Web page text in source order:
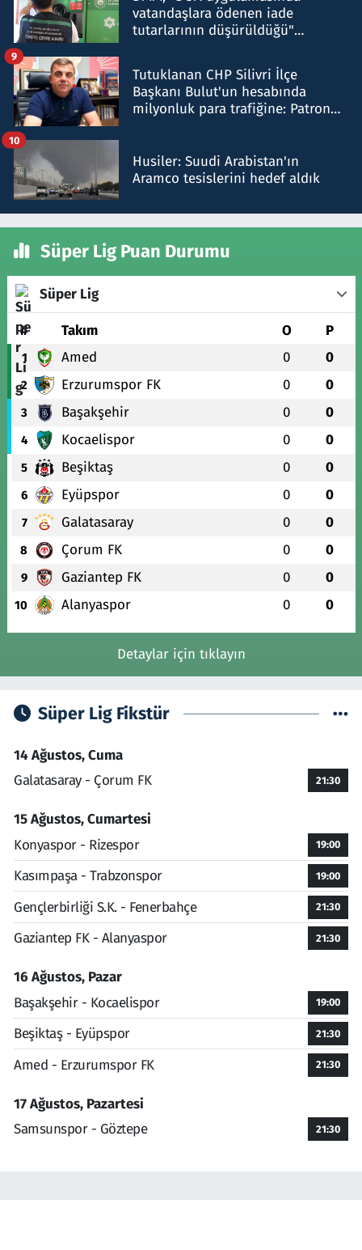
vatandaşlara ödenen iade
tutarlarının düşürüldüğü"
Tutuklanan CHP Silivri İlçe
Başkanı Bulut'un hesabında
milyonluk para trafiğine: Patron
9
Husiler: Suudi Arabistan'ın
Aramco tesislerini hedef aldık
10
Süper Lig Puan Durumu
Süper Lig
# Takım O P
1 Amed 0 0
2 Erzurumspor FK 0 0
3 Başakşehir 0 0
4 Kocaelispor 0 0
5 Beşiktaş 0 0
6 Eyüpspor 0 0
7 Galatasaray 0 0
8 Çorum FK 0 0
9 Gaziantep FK 0 0
10 Alanyaspor 0 0
Detaylar için tıklayın
Süper Lig Fikstür
14 Ağustos, Cuma
Galatasaray - Çorum FK
21:30
15 Ağustos, Cumartesi
Konyaspor - Rizespor
19:00
Kasımpaşa - Trabzonspor 19:00
Gençlerbirliği S.K. - Fenerbahçe 21:30
Gaziantep FK - Alanyaspor 21:30
16 Ağustos, Pazar
Başakşehir - Kocaelispor
19:00
Beşiktaş - Eyüpspor 21:30
Amed - Erzurumspor FK 21:30
17 Ağustos, Pazartesi
Samsunspor - Göztepe
21:30